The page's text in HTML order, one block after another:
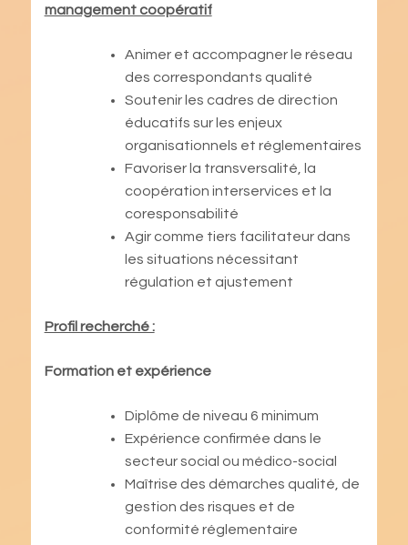
management coopératif
Animer et accompagner le réseau
des correspondants qualité
Soutenir les cadres de direction
éducatifs sur les enjeux
organisationnels et réglementaires
Favoriser la transversalité, la
coopération interservices et la
coresponsabilité
Agir comme tiers facilitateur dans
les situations nécessitant
régulation et ajustement
Profil recherché :
Formation et expérience
Diplôme de niveau 6 minimum
Expérience confirmée dans le
secteur social ou médico-social
Maîtrise des démarches qualité, de
gestion des risques et de
conformité réglementaire